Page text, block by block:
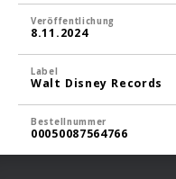
Veröffentlichung
8.11.2024
Label
Walt Disney Records
Bestellnummer
00050087564766